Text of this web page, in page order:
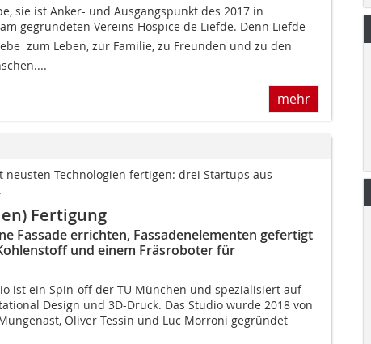
sie ist Anker- und Ausgangspunkt des 2017 in
gegründeten Vereins Hospice de Liefde. Denn Liefde
 zum Leben, zur Familie, zu Freunden und zu den
mehr
Technologien fertigen: drei Startups aus
Fertigung
Fassade errichten, Fassadenelementen gefertigt
und einem Fräsroboter für
ist ein Spin-off der TU München und spezia­lisiert auf
Design und 3D-Druck. Das Studio wurde 2018 von
Oliver Tessin und Luc Morroni gegründet